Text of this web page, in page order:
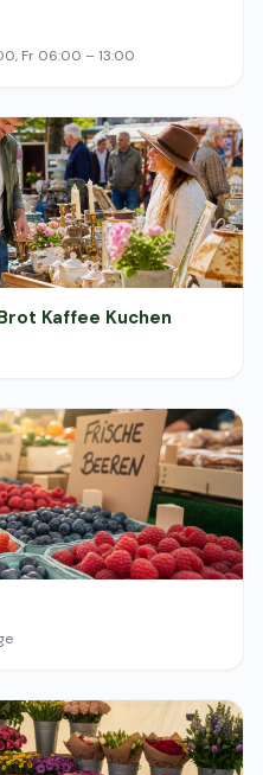
Fr 06:00 – 13:00
Kaffee Kuchen